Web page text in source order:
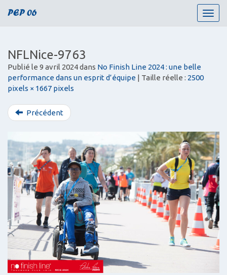
T
o
a
t
i
o
n
PEP 06
NFLNice-9763
Publié le 9 avril 2024dans No Finish Line 2024 : une belle
performance dans un esprit d’équipe | Taille réelle : 2500
pixels × 1667 pixels
Précédent